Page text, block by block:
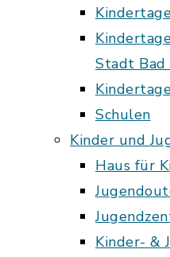
Stadt Bad
Schulen
Kinder und
Haus für
Kinder- &